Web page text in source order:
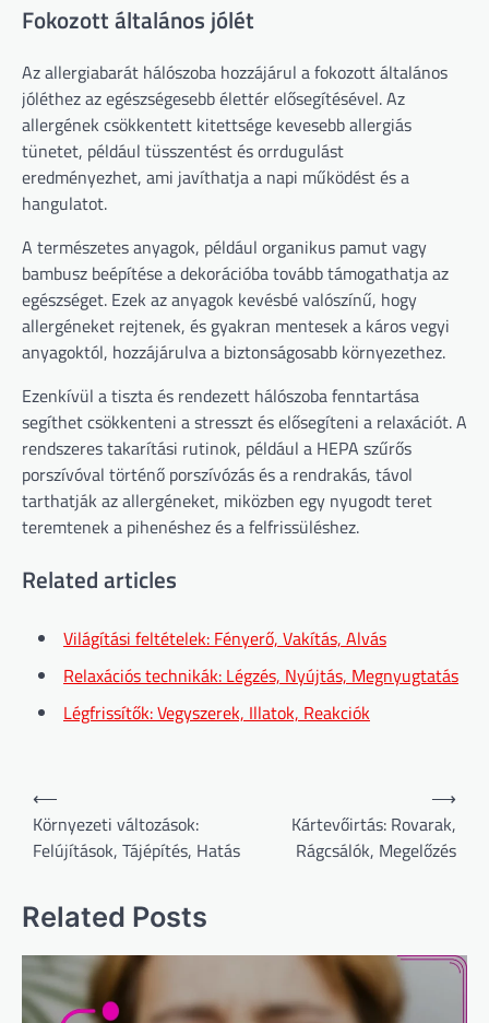
Fokozott általános jólét
Az allergiabarát hálószoba hozzájárul a fokozott általános
jóléthez az egészségesebb élettér elősegítésével. Az
allergének csökkentett kitettsége kevesebb allergiás
tünetet, például tüsszentést és orrdugulást
eredményezhet, ami javíthatja a napi működést és a
hangulatot.
A természetes anyagok, például organikus pamut vagy
bambusz beépítése a dekorációba tovább támogathatja az
egészséget. Ezek az anyagok kevésbé valószínű, hogy
allergéneket rejtenek, és gyakran mentesek a káros vegyi
anyagoktól, hozzájárulva a biztonságosabb környezethez.
Ezenkívül a tiszta és rendezett hálószoba fenntartása
segíthet csökkenteni a stresszt és elősegíteni a relaxációt. A
rendszeres takarítási rutinok, például a HEPA szűrős
porszívóval történő porszívózás és a rendrakás, távol
tarthatják az allergéneket, miközben egy nyugodt teret
teremtenek a pihenéshez és a felfrissüléshez.
Related articles
Világítási feltételek: Fényerő, Vakítás, Alvás
Relaxációs technikák: Légzés, Nyújtás, Megnyugtatás
Légfrissítők: Vegyszerek, Illatok, Reakciók
Post
navigation
⟵
Környezeti változások:
Felújítások, Tájépítés, Hatás
Kártevőirtás: Rovarak,
Rágcsálók, Megelőzés
⟶
Related Posts